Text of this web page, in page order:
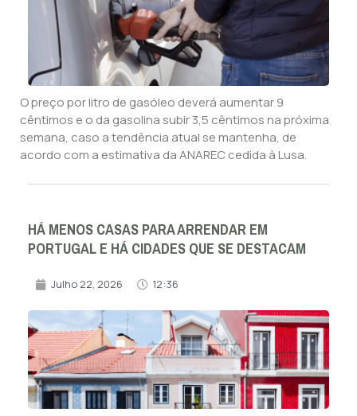
O preço por litro de gasóleo deverá aumentar 9
cêntimos e o da gasolina subir 3,5 cêntimos na próxima
semana, caso a tendência atual se mantenha, de
acordo com a estimativa da ANAREC cedida à Lusa.
HÁ MENOS CASAS PARA ARRENDAR EM
PORTUGAL E HÁ CIDADES QUE SE DESTACAM
Julho 22, 2026 12:36